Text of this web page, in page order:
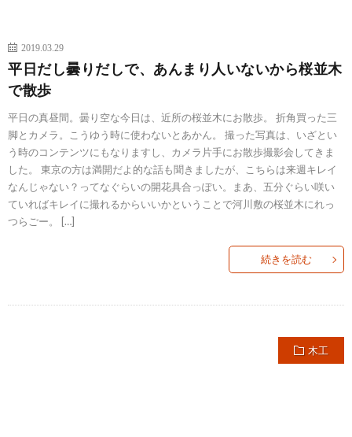
2019.03.29
平日だし曇りだしで、あんまり人いないから桜並木
で散歩
平日の真昼間。曇り空な今日は、近所の桜並木にお散歩。 折角買った三
脚とカメラ。こうゆう時に使わないとあかん。 撮った写真は、いざとい
う時のコンテンツにもなりますし、カメラ片手にお散歩撮影会してきま
した。 東京の方は満開だよ的な話も聞きましたが、こちらは来週キレイ
なんじゃない？ってなぐらいの開花具合っぽい。まあ、五分ぐらい咲い
ていればキレイに撮れるからいいかということで河川敷の桜並木にれっ
つらごー。 […]
続きを読む
木工